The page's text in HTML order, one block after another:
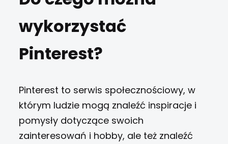
wykorzystać
Pinterest?
Pinterest to serwis społecznościowy, w
którym ludzie mogą znaleźć inspiracje i
pomysły dotyczące swoich
zainteresowań i hobby, ale też znaleźć